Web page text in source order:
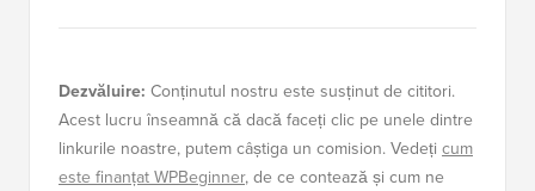
Dezvăluire: Conținutul nostru este susținut de cititori.
Acest lucru înseamnă că dacă faceți clic pe unele dintre
linkurile noastre, putem câștiga un comision. Vedeți cum
este finanțat WPBeginner, de ce contează și cum ne